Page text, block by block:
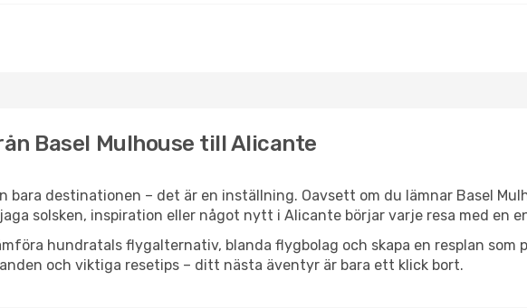
Basel Mulhouse till Alicante
bara destinationen – det är en inställning. Oavsett om du lämnar Basel
solsken, inspiration eller något nytt i Alicante börjar varje resa med en
hundratals flygalternativ, blanda flygbolag och skapa en resplan som
och viktiga resetips – ditt nästa äventyr är bara ett klick bort.